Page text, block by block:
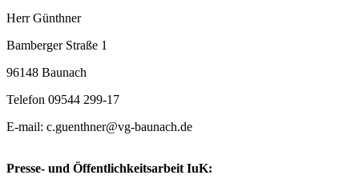
Herr Günthner
Bamberger Straße 1
96148 Baunach
Telefon 09544 299-17
E-mail: c.guenthner@vg-baunach.de
Presse- und Öffentlichkeitsarbeit IuK: